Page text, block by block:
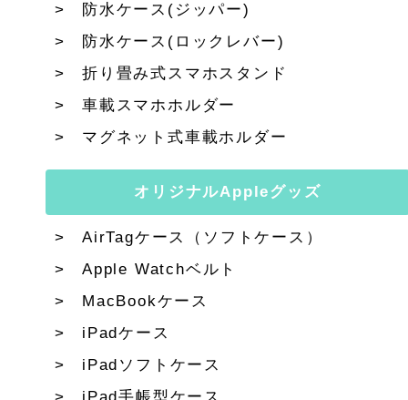
防水ケース(ジッパー)
防水ケース(ロックレバー)
折り畳み式スマホスタンド
車載スマホホルダー
マグネット式車載ホルダー
オリジナルAppleグッズ
AirTagケース（ソフトケース）
Apple Watchベルト
MacBookケース
iPadケース
iPadソフトケース